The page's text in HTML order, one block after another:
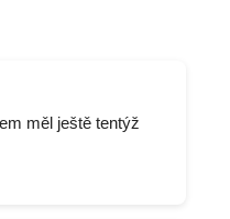
měl ještě tentýž